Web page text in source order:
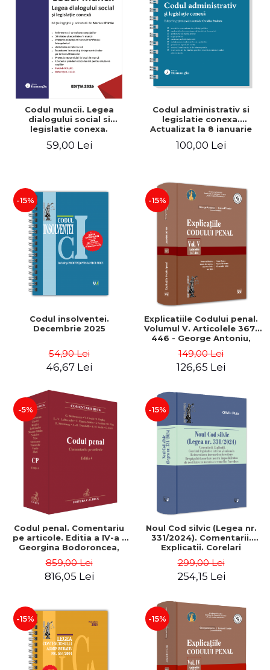
Codul muncii. Legea
dialogului social si
legislatie conexa.
2026 - Marius Eftimie
59,00 Lei
Codul administrativ si
legislatie conexa.
Actualizat la 8 ianuarie
Podaru
100,00 Lei
-15%
Codul insolventei.
Decembrie 2025
54,90 Lei
46,67 Lei
-15%
Explicatiile Codului penal.
Volumul V. Articolele 367-
446 - George Antoniu,
Brutaru, Mirela Gorunescu
149,00 Lei
126,65 Lei
-5%
Codul penal. Comentariu
pe articole. Editia a IV-a -
Georgina Bodoroncea,
Kuglay, Lavinia Lefterache,
Teodor Manea
859,00 Lei
816,05 Lei
-15%
Noul Cod silvic (Legea nr.
331/2024). Comentarii.
Explicatii. Corelari
unionale. Retrocedarea
terenurilor forestiere -
299,00 Lei
254,15 Lei
-15% -15%